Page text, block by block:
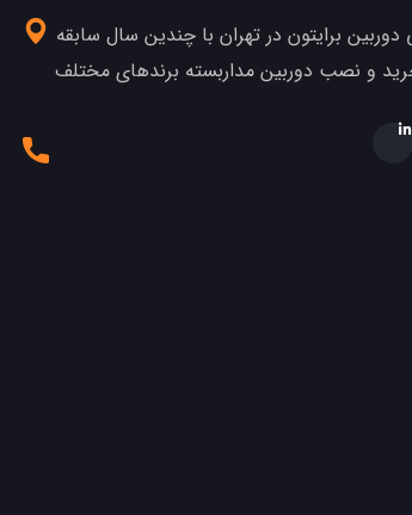
برایتون در تهران با چندین سال سابقه
و نصب دوربین مداربسته برندهای مختلف